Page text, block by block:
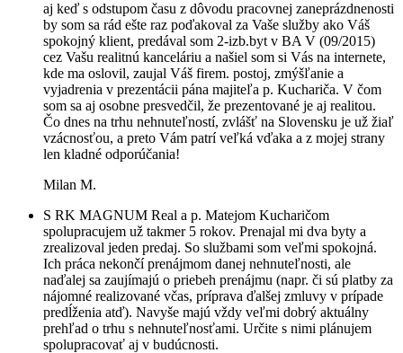
aj keď s odstupom času z dôvodu pracovnej zaneprázdnenosti
by som sa rád ešte raz poďakoval za Vaše služby ako Váš
spokojný klient, predával som 2-izb.byt v BA V (09/2015)
cez Vašu realitnú kanceláriu a našiel som si Vás na internete,
kde ma oslovil, zaujal Váš firem. postoj, zmýšľanie a
vyjadrenia v prezentácii pána majiteľa p. Kuchariča. V čom
som sa aj osobne presvedčil, že prezentované je aj realitou.
Čo dnes na trhu nehnuteľností, zvlášť na Slovensku je už žiaľ
vzácnosťou, a preto Vám patrí veľká vďaka a z mojej strany
len kladné odporúčania!
Milan M.
S RK MAGNUM Real a p. Matejom Kucharičom
spolupracujem už takmer 5 rokov. Prenajal mi dva byty a
zrealizoval jeden predaj. So službami som veľmi spokojná.
Ich práca nekončí prenájmom danej nehnuteľnosti, ale
naďalej sa zaujímajú o priebeh prenájmu (napr. či sú platby za
nájomné realizované včas, príprava ďalšej zmluvy v prípade
predĺženia atď). Navyše majú vždy veľmi dobrý aktuálny
prehľad o trhu s nehnuteľnosťami. Určite s nimi plánujem
spolupracovať aj v budúcnosti.